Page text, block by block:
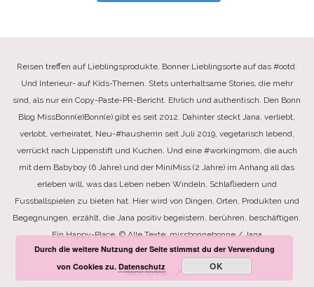
Reisen treffen auf Lieblingsprodukte, Bonner Lieblingsorte auf das #ootd.
Und Interieur- auf Kids-Themen. Stets unterhaltsame Stories, die mehr
sind, als nur ein Copy-Paste-PR-Bericht. Ehrlich und authentisch. Den Bonn
Blog MissBonn(e)Bonn(e) gibt es seit 2012. Dahinter steckt Jana, verliebt,
verlobt, verheiratet, Neu-#hausherrin seit Juli 2019, vegetarisch lebend,
verrückt nach Lippenstift und Kuchen. Und eine #workingmom, die auch
mit dem Babyboy (6 Jahre) und der MiniMiss (2 Jahre) im Anhang all das
erleben will, was das Leben neben Windeln, Schlafliedern und
Fussballspielen zu bieten hat. Hier wird von Dingen, Orten, Produkten und
Begegnungen, erzählt, die Jana positiv begeistern, berühren, beschäftigen.
Ein Happy-Place. © Alle Texte: missbonnebonne / Jana
Back to top
Durch die weitere Nutzung der Seite stimmst du der Verwendung
von Cookies zu.Datenschutz OK